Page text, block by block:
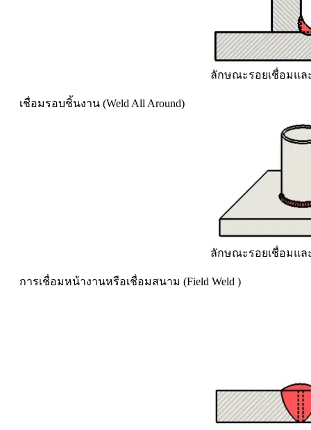
ลักษณะรอยเชื่อมแล
เชื่อมรอบชิ้นงาน (Weld All Around)
ลักษณะรอยเชื่อมแ
การเชื่อมหน้างานหรือเชื่อมสนาม (Field Weld )